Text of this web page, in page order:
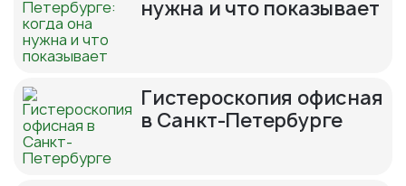
нужна и что показывает
Гистероскопия офисная
в Санкт-Петербурге